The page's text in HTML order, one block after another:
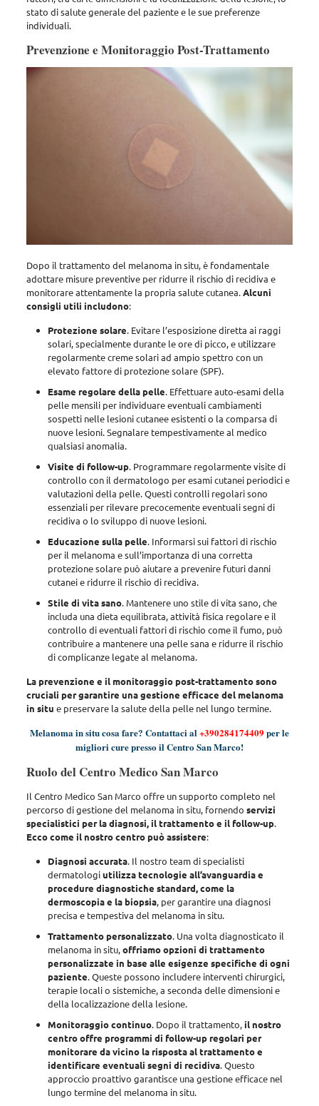
stato di salute generale del paziente e le sue preferenze
individuali.
Prevenzione e Monitoraggio Post-Trattamento
Dopo il trattamento del melanoma in situ,è fondamentale
adottare misure preventive per ridurre il rischio di recidiva e
monitorare attentamente la propria salute cutanea.Alcuni
consigli utili includono:
Protezione solare. Evitare l’esposizione diretta ai raggi
solari,specialmente durante le ore di picco, e utilizzare
regolarmente creme solari ad ampio spettro con un
elevato fattore di protezione solare (SPF).
Esame regolare della pelle. Effettuareauto-esami della
pelle mensili per individuare eventuali cambiamenti
sospetti nelle lesioni cutanee esistenti o la comparsa di
nuove lesioni. Segnalare tempestivamente al medico
qualsiasi anomalia.
Visite di follow-up. Programmare regolarmente visite di
controllo con il dermatologo per esami cutanei periodici e
valutazioni della pelle. Questi controlli regolari sono
essenziali per rilevare precocemente eventuali segni di
recidiva o lo sviluppo di nuove lesioni.
Educazione sulla pelle. Informarsi sui fattori di rischio
per il melanoma e sull’importanza di una corretta
protezione solare può aiutare a prevenire futuri danni
cutanei e ridurre il rischio di recidiva.
Stile di vita sano. Mantenere uno stile di vita sano, che
includa una dieta equilibrata, attività fisica regolare e il
controllo di eventuali fattori di rischio come il fumo, può
contribuire a mantenere una pelle sana e ridurre il rischio
di complicanze legate al melanoma.
La prevenzione e il monitoraggio post-trattamento sono
cruciali per garantire una gestione efficace del melanoma
in situ e preservare la salute della pelle nel lungo termine.
Melanoma in situ cosa fare? Contattaci al+390284174409per le
migliori cure presso il Centro San Marco!
Ruolo del Centro Medico San Marco
Il Centro Medico San Marco offre un supporto completo nel
percorso di gestione del melanoma in situ, fornendo servizi
specialistici per la diagnosi, il trattamento e il follow-up.
Ecco come il nostro centro può assistere:
Diagnosi accurata. Il nostro team di specialisti
dermatologiutilizza tecnologie all’avanguardia e
procedure diagnostiche standard, come la
dermoscopia e la biopsia, per garantire una diagnosi
precisa e tempestiva del melanoma in situ.
Trattamento personalizzato. Una volta diagnosticato il
melanoma in situ,offriamo opzioni di trattamento
personalizzate in base alle esigenze specifiche di ogni
paziente. Queste possono includere interventi chirurgici,
terapie locali o sistemiche, a seconda delle dimensioni e
della localizzazione della lesione.
Monitoraggio continuo. Dopo il trattamento,il nostro
centro offre programmi di follow-up regolari per
monitorare da vicino la risposta al trattamento e
identificare eventuali segni di recidiva. Questo
approccio proattivo garantisce una gestione efficace nel
lungo termine del melanoma in situ.